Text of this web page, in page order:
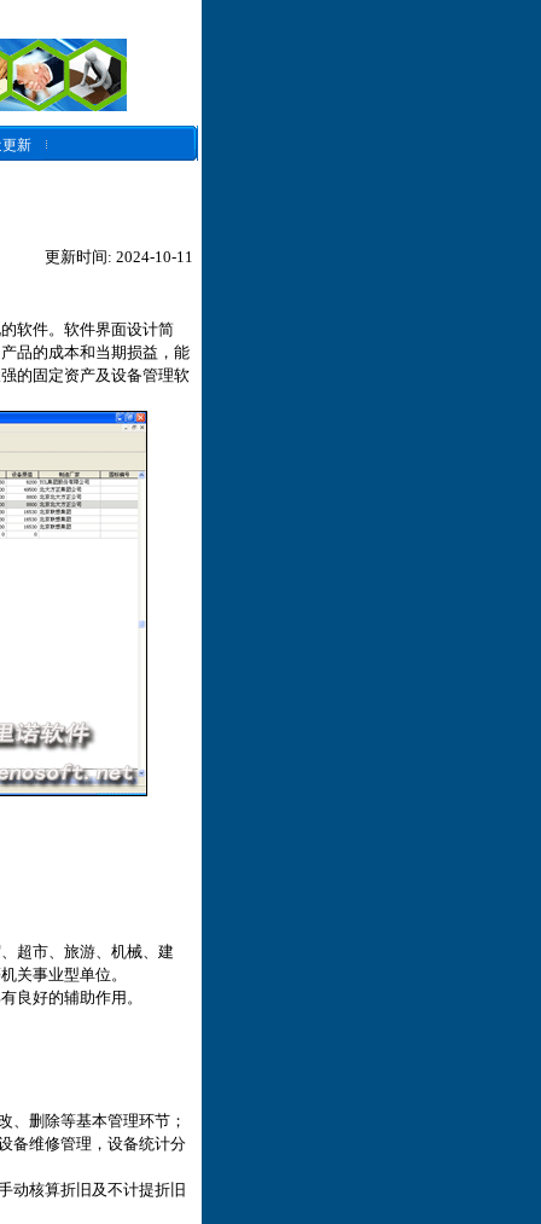
新
更新时间: 2024-10-11
软件。软件界面设计简
品的成本和当期损益，能
的固定资产及设备管理软
超市、旅游、机械、建
关事业型单位。
良好的辅助作用。
、删除等基本管理环节；
备维修管理，设备统计分
动核算折旧及不计提折旧